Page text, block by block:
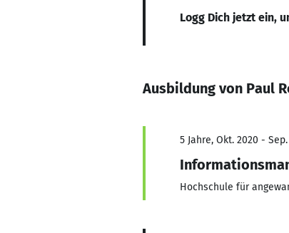
Logg Dich jetzt ein,
Ausbildung von Paul
5 Jahre, Okt. 2020 -
Hochschule für